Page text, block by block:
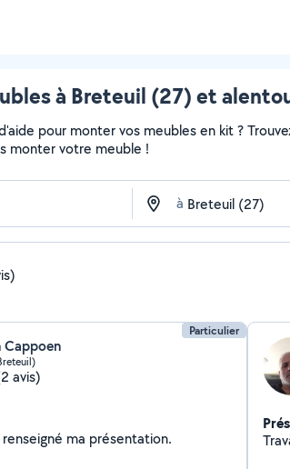
à Breteuil (27) et
pour monter vos meubles en kit ?
monter votre meuble !
à
Particulier
Cappoen
avis)
Je n'ai pas encore renseigné ma présentation.